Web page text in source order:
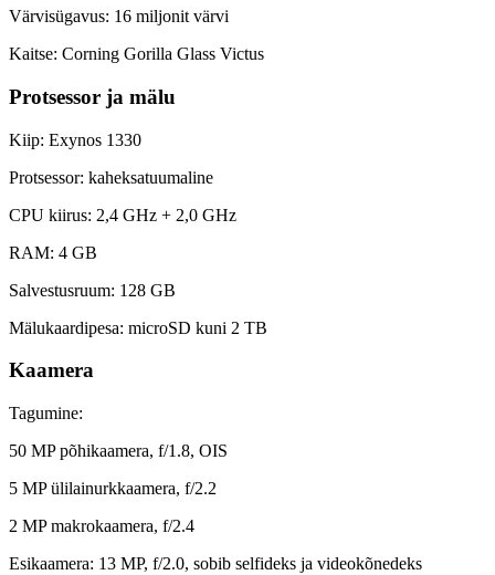
Värvisügavus: 16 miljonit värvi
Kaitse: Corning Gorilla Glass Victus
Protsessor ja mälu
Kiip: Exynos 1330
Protsessor: kaheksatuumaline
CPU kiirus: 2,4 GHz + 2,0 GHz
RAM: 4 GB
Salvestusruum: 128 GB
Mälukaardipesa: microSD kuni 2 TB
Kaamera
Tagumine:
50 MP põhikaamera, f/1.8, OIS
5 MP ülilainurkkaamera, f/2.2
2 MP makrokaamera, f/2.4
Esikaamera: 13 MP, f/2.0, sobib selfideks ja videokõnedeks